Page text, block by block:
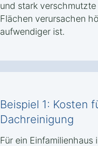
und stark
Flächen verursachen
aufwendiger ist.
Beispiel 1: Kosten
Dachreinigung
Für ein